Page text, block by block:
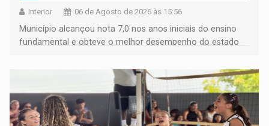
Interior 06 de Agosto de 2026 às 15:56
Município alcançou nota 7,0 nos anos iniciais do ensino
fundamental e obteve o melhor desempenho do estado